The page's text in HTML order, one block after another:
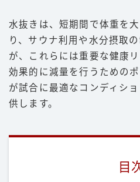
階級
PFP
減量
パンチ力
水抜きは、短期間で体重を
り、サウナ利用や水分摂取
が、これらには重要な健康
効果的に減量を行うための
が試合に最適なコンディシ
供します。
目